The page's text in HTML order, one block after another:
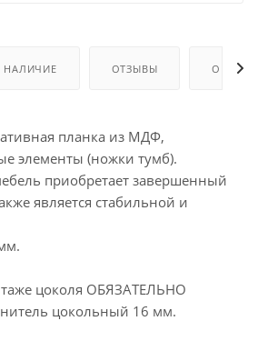
НАЛИЧИЕ ОТЗЫВЫ ОПЛАТА
планка из МДФ,
элементы (ножки тумб).
приобретает завершенный
является стабильной и
цоколя ОБЯЗАТЕЛЬНО
цокольный 16 мм.